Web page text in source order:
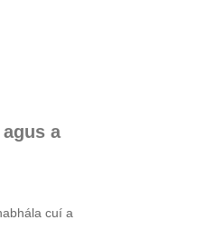
a
cuí a